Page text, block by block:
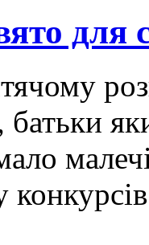
для
батьки